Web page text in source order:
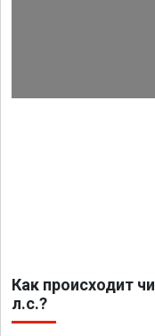
Как происходит
л.с.?